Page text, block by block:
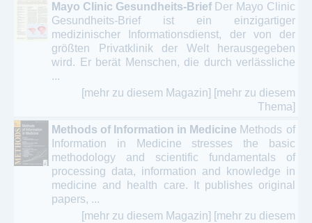
Mayo Clinic Gesundheits-Brief Der Mayo Clinic
Gesundheits-Brief ist ein einzigartiger
medizinischer Informationsdienst, der von der
größten Privatklinik der Welt herausgegeben
wird. Er berät Menschen, die durch verlässliche
...
[mehr zu diesem Magazin] [mehr zu diesem
Thema]
Methods of Information in Medicine Methods of
Information in Medicine stresses the basic
methodology and scientific fundamentals of
processing data, information and knowledge in
medicine and health care. It publishes original
papers, ...
[mehr zu diesem Magazin] [mehr zu diesem